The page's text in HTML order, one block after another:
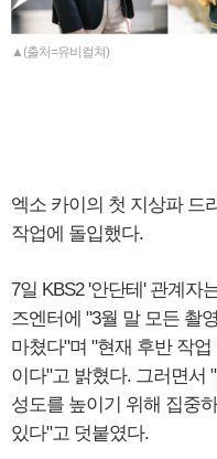
▲(출처=유비컬쳐)
엑소 카이의 첫 지상파 드
작업에 돌입했다.
7일 KBS2 '안단테' 관계자
즈엔터에 "3월 말 모든 촬
마쳤다"며 "현재 후반 작업
이다"고 밝혔다. 그러면서
성도를 높이기 위해 집중
있다"고 덧붙였다.